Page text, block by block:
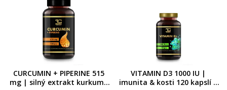
CURCUMIN + PIPERINE 515
mg | silný extrakt kurkumy
VITAMIN D3 1000 IU |
imunita & kosti 120 kapslí |